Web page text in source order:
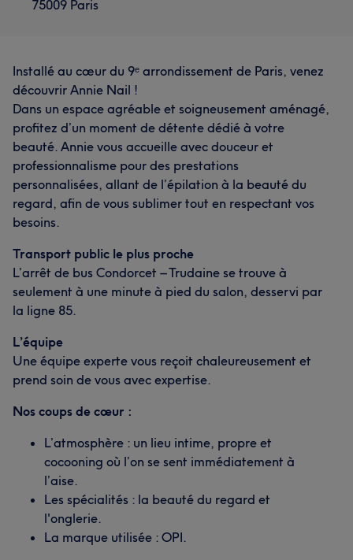
L'avis de nos clients sur Annie
Professionnel/le 37 Efficace 28 Perfectionniste
Méticuleux/euse 21
L'avis de nos clients sur Bella
Professionnel/le 8 Sympathique
75009 Paris
Installé au cœur du 9ᵉ arrondissement de Paris, venez
découvrir Annie Nail !
Dans un espace agréable et soigneusement aménagé,
profitez d’un moment de détente dédié à votre
beauté. Annie vous accueille avec douceur et
professionnalisme pour des prestations
personnalisées, allant de l’épilation à la beauté du
regard, afin de vous sublimer tout en respectant vos
besoins.
Transport public le plus proche
L’arrêt de bus Condorcet – Trudaine se trouve à
seulement à une minute à pied du salon, desservi par
la ligne 85.
L’équipe
Une équipe experte vous reçoit chaleureusement et
prend soin de vous avec expertise.
Nos coups de cœur :
L’atmosphère : un lieu intime, propre et
cocooning où l’on se sent immédiatement à
l’aise.
Les spécialités : la beauté du regard et
l'onglerie.
La marque utilisée : OPI.